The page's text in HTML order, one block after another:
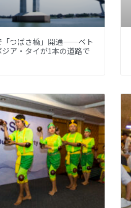
「つばさ橋」開通——ベト
ア・タイが1本の道路で